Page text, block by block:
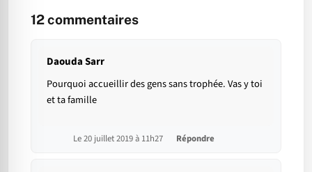
12commentaires
Daouda Sarr
Pourquoi accueillir des gens sans trophée. Vas y toi
et ta famille
Le 20 juillet 2019 à 11h27 Répondre